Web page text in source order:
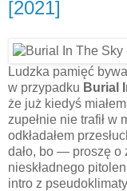
[2021]
Ludzka pamięć
w przypadku Burial
że już kiedyś
zupełnie nie trafił w
odkładałem
dało, bo — proszę
nieskładnego
intro z